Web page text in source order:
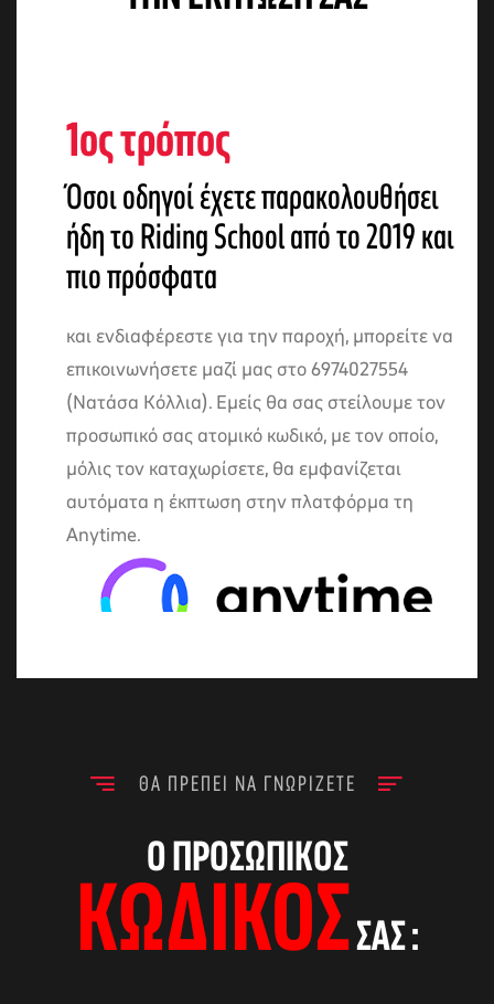
1ος τρόπος
Όσοι οδηγοί έχετε παρακολουθήσει
ήδη το Riding School από το 2019 και
πιο πρόσφατα
και ενδιαφέρεστε για την παροχή, μπορείτε να
επικοινωνήσετε μαζί μας στο 6974027554
(Νατάσα Κόλλια). Εμείς θα σας στείλουμε τον
προσωπικό σας ατομικό κωδικό, με τον οποίο,
μόλις τον καταχωρίσετε, θα εμφανίζεται
αυτόματα η έκπτωση στην πλατφόρμα τη
Anytime.
2ος τρόπος
ήδη το Riding School από το 2019 και
πιο πρόσφατα
και ενδιαφέρεστε για την παροχή, μπορείτε να
στείλετε email στο natkollia@yahoo.gr,
ΘΑ ΠΡΈΠΕΙ ΝΑ ΓΝΩΡΊΖΕΤΕ
Ο ΠΡΟΣΩΠΙΚΌΣ
ΚΩΔΙΚΌΣΣΑΣ :